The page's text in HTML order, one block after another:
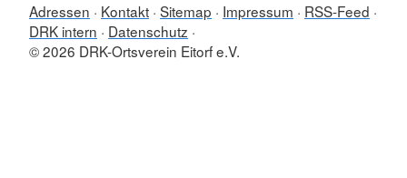
Adressen Kontakt Sitemap Impressum
RSS-Feed
DRK intern
Datenschutz
© 2026 DRK-Ortsverein Eitorf e.V.